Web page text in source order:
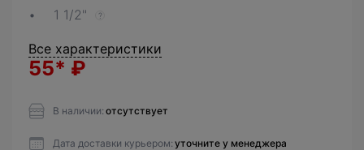
1 1/2" ?
Все характеристики
55* ₽
В наличии: отсутствует
Дата доставки курьером: уточните у менеджера